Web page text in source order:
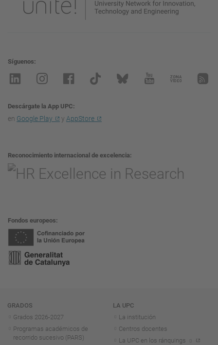
Síguenos
Descárgate la App UPC
en Google Play y AppStore
Reconocimiento internacional de excelencia
Fondos europeos
Navegación
GRADOS
Grados 2026-2027
Programas académicos de
recorrido sucesivo (PARS)
LA UPC
La institución
Centros docentes
La UPC en los ránquings